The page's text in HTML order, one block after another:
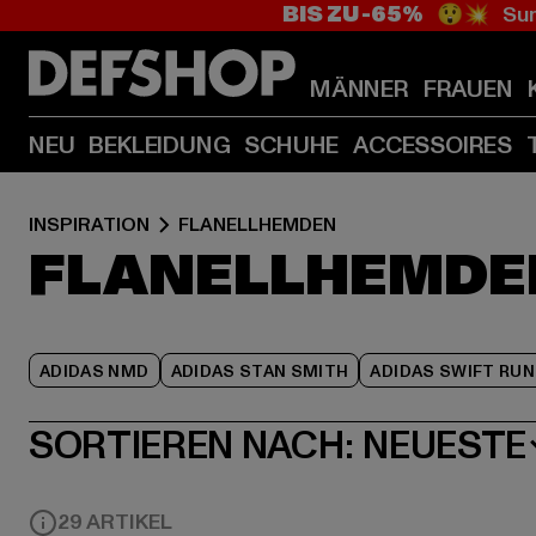
BIS ZU -65% 😲💥
MÄNNER FRAUEN
NEU BEKLEIDUNG SCHUHE ACCESSOIRES
INSPIRATION FLANELLHEMDEN
ADIDAS NMD ADIDAS STAN SMITH ADIDAS SWIFT RUN
SORTIEREN NACH: NEUESTE
29 ARTIKEL